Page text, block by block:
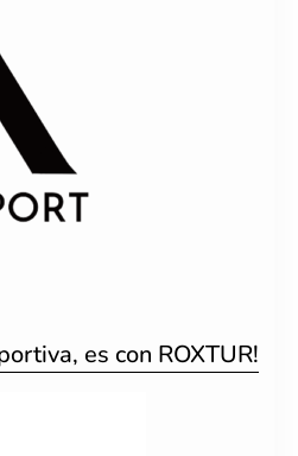
es con ROXTUR!